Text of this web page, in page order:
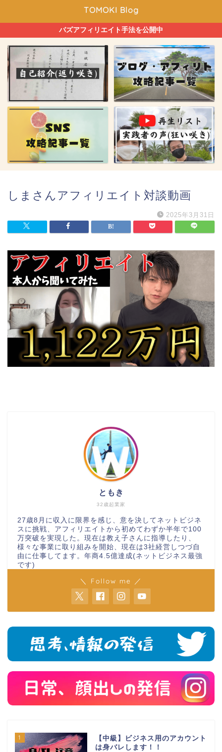
TOMOKI Blog
バズアフィリエイト手法を公開中
しまさんアフィリエイト対談動画
2025年3月31日
32歳起業家
ともき
27歳8月に収入に限界を感じ、意を決してネットビジネ
スに挑戦、アフィリエイトから初めてわずか半年で100
万突破を実現した。現在は教え子さんに指導したり、
様々な事業に取り組みを開始、現在は3社経営しつづ自
由に仕事してます。年商4.5億達成(ネットビジネス最強
です)
＼ Follow me ／
1
【中級】ビジネス用のアカウント
は身バレします！！